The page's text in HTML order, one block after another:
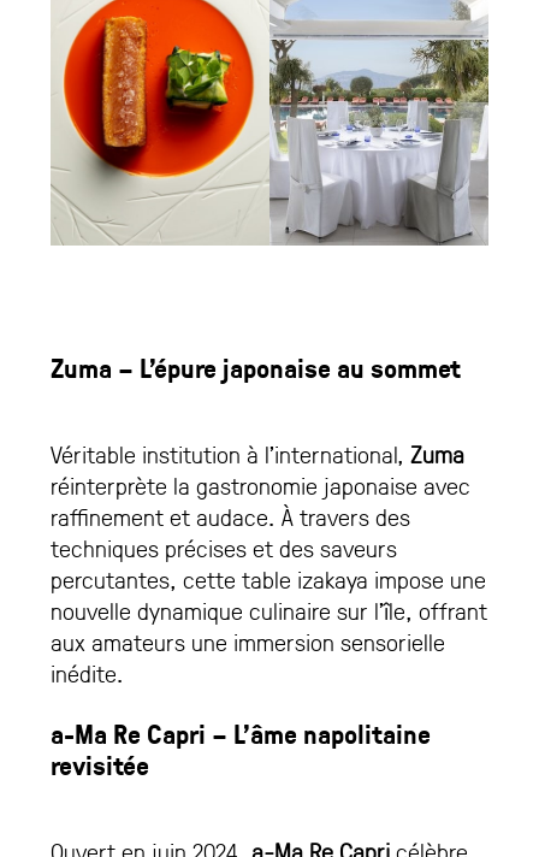
Zuma – L’épure japonaise au sommet
Véritable institution à l’international,Zuma
réinterprète la gastronomie japonaise avec
raffinement et audace. À travers des
techniques précises et des saveurs
percutantes, cette table izakaya impose une
nouvelle dynamique culinaire sur l’île, offrant
aux amateurs une immersion sensorielle
inédite.
a-Ma Re Capri – L’âme napolitaine
revisitée